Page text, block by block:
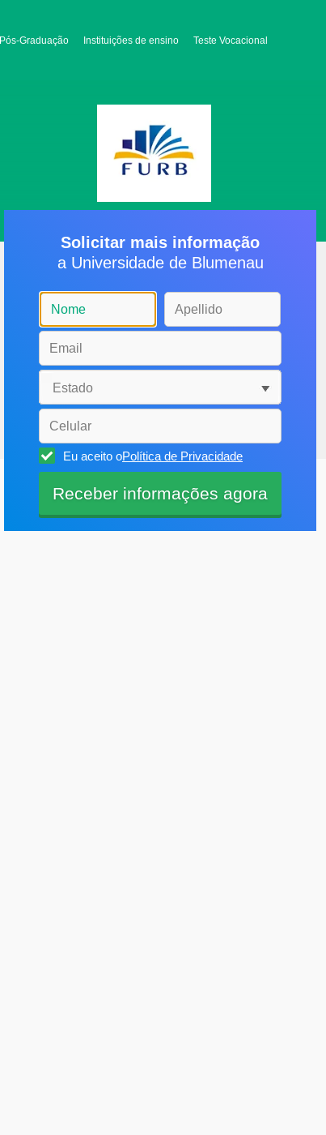
Pós-Graduação Instituições de ensino Teste Vocacional
Solicitar mais informação
a Universidade de Blumenau
Eu aceito oPolítica de Privacidade